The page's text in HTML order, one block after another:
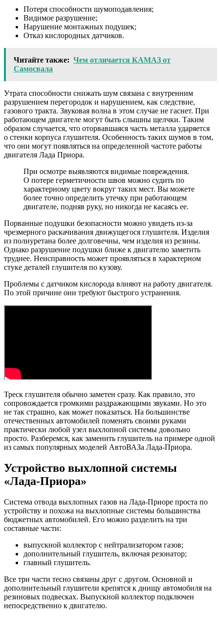
Потеря способности шумоподавления;
Видимое разрушение;
Нарушение монтажных подушек;
Отказ кислородных датчиков.
Читайте также: Чем отличается КАМАЗ от
Самосвала
Утрата способности снижать шум связана с внутренним
разрушением перегородок и нарушением, как следствие,
газового тракта. Звуковая волна в этом случае не гаснет. При
работающем двигателе могут быть слышны щелчки. Таким
образом случается, что оторвавшаяся часть металла ударяется
о стенки корпуса глушителя. Особенность таких шумов в том,
что они могут появляться на определенной частоте работы
двигателя Лада Приора.
При осмотре выявляются видимые повреждения.
О потере герметичности швов можно судить по
характерному цвету вокруг таких мест. Вы можете
более точно определить утечку при работающем
двигателе, подняв руку, но никогда не касаясь ее.
Порванные подушки безопасности можно увидеть из-за
чрезмерного раскачивания движущегося глушителя. Изделия
из полиуретана более долговечны, чем изделия из резины.
Однако разрушение подушки ближе к двигателю заметить
труднее. Неисправность может проявляться в характерном
стуке деталей глушителя по кузову.
Проблемы с датчиком кислорода влияют на работу двигателя.
По этой причине они требуют быстрого устранения.
Треск глушителя обычно заметен сразу. Как правило, это
сопровождается громкими раздражающими звуками. Но это
не так страшно, как может показаться. На большинстве
отечественных автомобилей поменять своими руками
практически любой узел выхлопной системы довольно
просто. Разберемся, как заменить глушитель на примере одной
из самых популярных моделей АвтоВАЗа Лада-Приора.
Устройство выхлопной системы
«Лада-Приора»
Система отвода выхлопных газов на Лада-Приоре проста по
устройству и похожа на выхлопные системы большинства
бюджетных автомобилей. Его можно разделить на три
составные части:
выпускной коллектор с нейтрализатором газов;
дополнительный глушитель, включая резонатор;
главный глушитель.
Все три части тесно связаны друг с другом. Основной и
дополнительный глушители крепятся к днищу автомобиля на
резиновых подвесках. Выпускной коллектор подключен
непосредственно к двигателю.